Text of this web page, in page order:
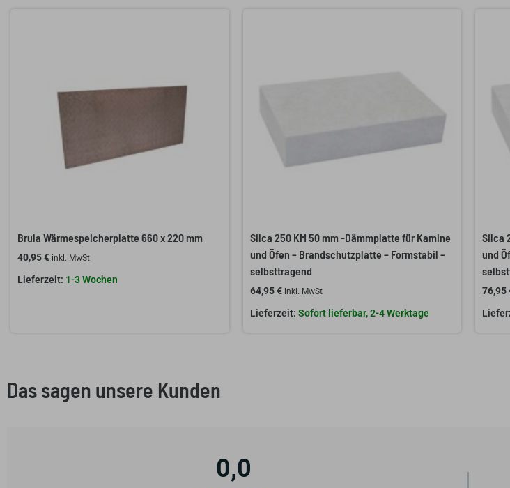
Brula Wärmespeicherplatte 660 x 220 mm
40,95€ inkl. MwSt
1-3 Wochen
Silca 250 KM 50 mm -Dämmplatte für Kamine
und Öfen – Brandschutzplatte – Formstabil –
selbsttragend
64,95€ inkl. MwSt
Sofort lieferbar, 2-4 Werktage
Silca
und
76,95
Das sagen unsere Kunden
0,0